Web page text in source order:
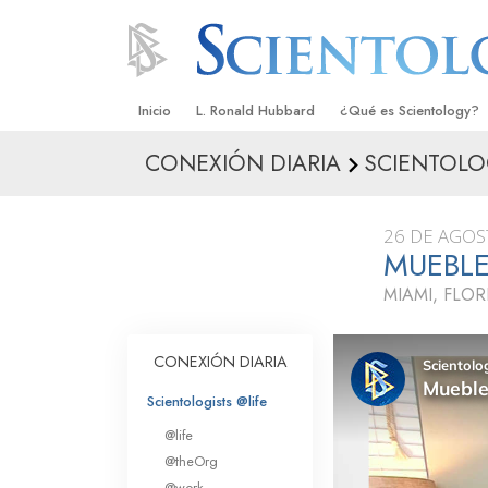
Inicio L. Ronald Hubbard ¿Qué es Scientology?
Creencias y Prácticas
Qué dicen los
Scientology
Conoce a un
Dentro de una Iglesia
Los Principios
Una Introducción a
CONEXIÓN DIARIA
26 DE
MIAMI,
CONEXIÓN DIARIA
Scientologists @life
@life
@theOrg